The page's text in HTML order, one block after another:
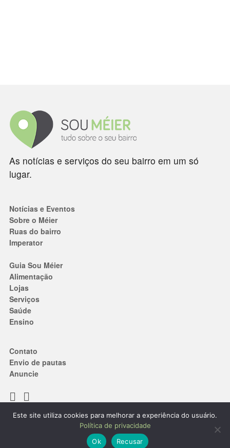
As notícias e serviços do seu bairro em um só
lugar.
Notícias e Eventos
Sobre o Méier
Ruas do bairro
Imperator
Guia Sou Méier
Alimentação
Lojas
Serviços
Saúde
Ensino
Contato
Envio de pautas
Anuncie
Termos de Uso|Política de privacidade
® 2019. Todos os direitos reservados.
Este site utiliza cookies para melhorar a experiência do usuário.
Política de privacidade
Ok
Recusar